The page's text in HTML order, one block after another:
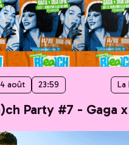
août 23:59 La